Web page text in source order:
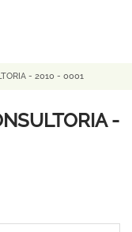
- 2010 - 0001
-